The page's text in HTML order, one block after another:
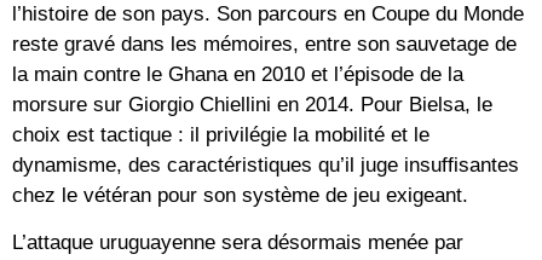
l’histoire de son pays. Son parcours en Coupe du Monde
reste gravé dans les mémoires, entre son sauvetage de
la main contre le Ghana en 2010 et l’épisode de la
morsure sur Giorgio Chiellini en 2014. Pour Bielsa, le
choix est tactique : il privilégie la mobilité et le
dynamisme, des caractéristiques qu’il juge insuffisantes
chez le vétéran pour son système de jeu exigeant.
L’attaque uruguayenne sera désormais menée par